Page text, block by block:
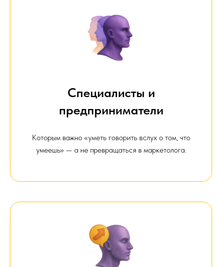
Специалисты и
предприниматели
Которым важно «уметь говорить вслух о том, что
умеешь» — а не превращаться в маркетолога.